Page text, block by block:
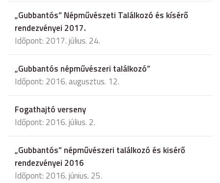
„Gubbantós” Népművészeti Találkozó és kísérő
rendezvényei 2017.
Időpont: 2017. július. 24.
„Gubbantós népművészeri találkozó”
Időpont: 2016. augusztus. 12.
Fogathajtó verseny
Időpont: 2016. július. 2.
„Gubbantós” népművészeri találkozó és kisérő
rendezvényei 2016
Időpont: 2016. június. 25.